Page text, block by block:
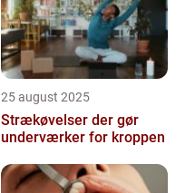
25 august 2025
Strækøvelser der gør
underværker for kroppen